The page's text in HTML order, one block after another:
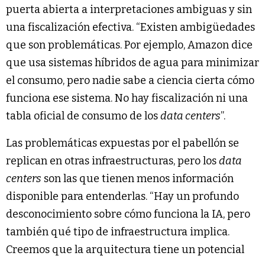
puerta abierta a interpretaciones ambiguas y sin
una fiscalización efectiva. “Existen ambigüedades
que son problemáticas. Por ejemplo, Amazon dice
que usa sistemas híbridos de agua para minimizar
el consumo, pero nadie sabe a ciencia cierta cómo
funciona ese sistema. No hay fiscalización ni una
tabla oficial de consumo de losdata centers”.
Las problemáticas expuestas por el pabellón se
replican en otras infraestructuras, pero losdata
centers son las que tienen menos información
disponible para entenderlas. “Hay un profundo
desconocimiento sobre cómo funciona la IA, pero
también qué tipo de infraestructura implica.
Creemos que la arquitectura tiene un potencial